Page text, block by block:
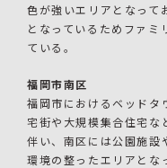
色が強いエリアとなって
となっているためファミ
ている。
福岡市南区
福岡市におけるベッドタ
宅街や大規模集合住宅な
伴い、南区には公園施
環境の整ったエリアとな